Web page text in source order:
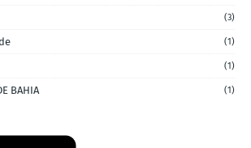
(3)
(1)
(1)
BAHIA (1)